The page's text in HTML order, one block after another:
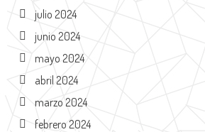
julio 2024
junio 2024
mayo 2024
abril 2024
marzo 2024
febrero 2024